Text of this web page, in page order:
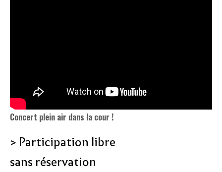
Concert plein air dans la cour !
> Participation libre
sans réservation